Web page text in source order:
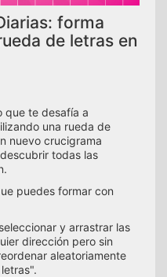
forma
de letras en
que te desafía a
una rueda de
nuevo crucigrama
todas las
puedes formar con
y arrastrar las
dirección pero sin
aleatoriamente